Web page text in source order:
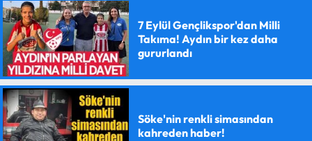
7 Eylül Gençlikspor'dan Milli
Takıma! Aydın bir kez daha
gururlandı
Söke'nin renkli simasından
kahreden haber!